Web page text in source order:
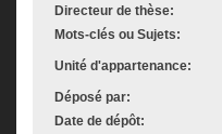
Directeur de thèse:
Mots-clés ou Sujets:
Unité d'appartenance:
Déposé par:
Date de dépôt: